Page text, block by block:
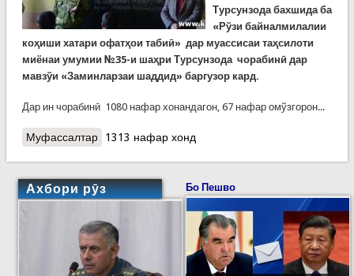
Турсунзода бахшида ба
«Рўзи байналмилалии
коҳиши хатари офатҳои табиӣ» дар муассисаи таҳсилоти
миёнаи умумии №35-и шаҳри Турсунзода чорабинӣ дар
мавзўи «Заминларзаи шаддид» баргузор кард.
Дар ин чорабинӣ 1080 нафар хонандагон, 67 нафар омўзгорон...
Муфассалтаро Омӯзишҳо бахшида ба Рӯзи ҷаҳонии коҳиши
1313 нафар хонд
Ахбори рӯз Бо Пешво